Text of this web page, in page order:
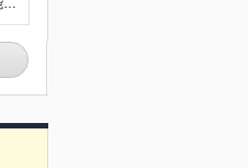
★U・Iターン歓迎！★直行・直帰OK！ ★車通勤可能のエリアもあり！★出張なしの働き方も可能 全国47都道府県の各プロジェクト（転勤なし！勤務地に対する希望も実現可能！） 「自宅から1時間以内で通え